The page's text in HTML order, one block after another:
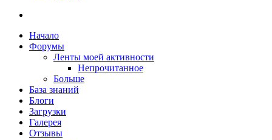
Начало
Форумы
Ленты моей активности
Непрочитанное
Больше
База знаний
Блоги
Загрузки
Галерея
Отзывы